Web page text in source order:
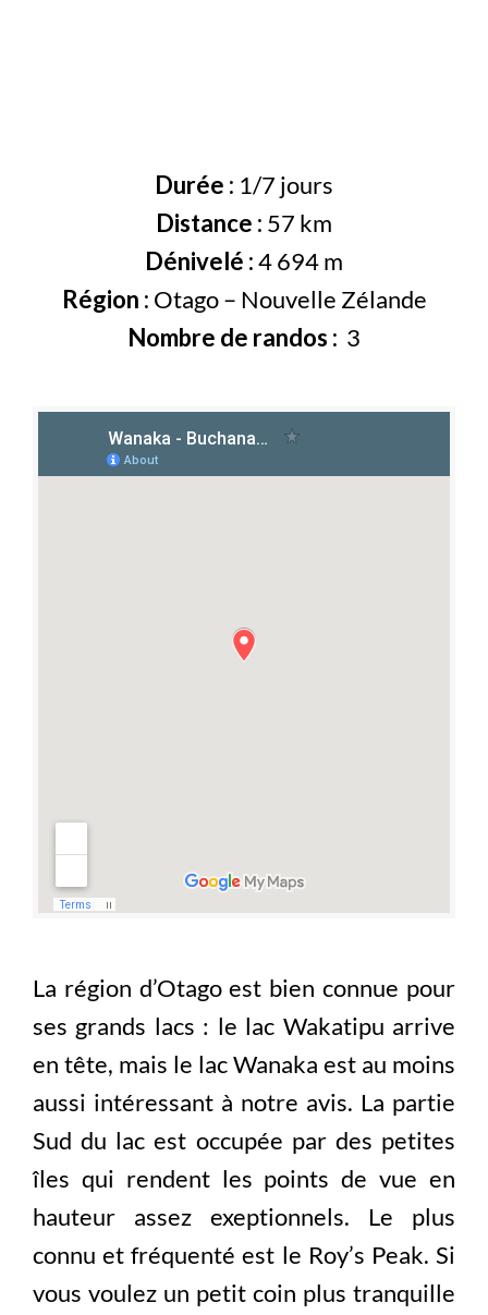
Durée : 1/7 jours
Distance : 57 km
Dénivelé :4 694 m
Région : Otago – Nouvelle Zélande
Nombre de randos : 3
La région d’Otago est bien connue pour
ses grands lacs : le lac Wakatipu arrive
en tête, mais le lac Wanaka est au moins
aussi intéressant à notre avis. La partie
Sud du lac est occupée par des petites
îles qui rendent les points de vue en
hauteur assez exeptionnels. Le plus
connu et fréquenté est le Roy’s Peak. Si
vous voulez un petit coin plus tranquille